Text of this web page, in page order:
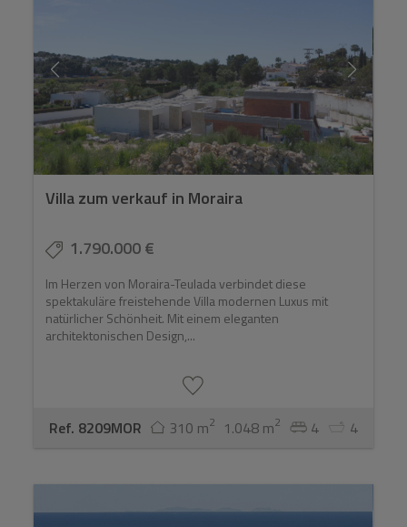
Villa zum verkauf in Moraira
1.790.000 €
Im Herzen von Moraira-Teulada verbindet diese
spektakuläre freistehende Villa modernen Luxus mit
natürlicher Schönheit. Mit einem eleganten
architektonischen Design,...
Ref. 8209MOR 310 m2 1.048 m2 4 4